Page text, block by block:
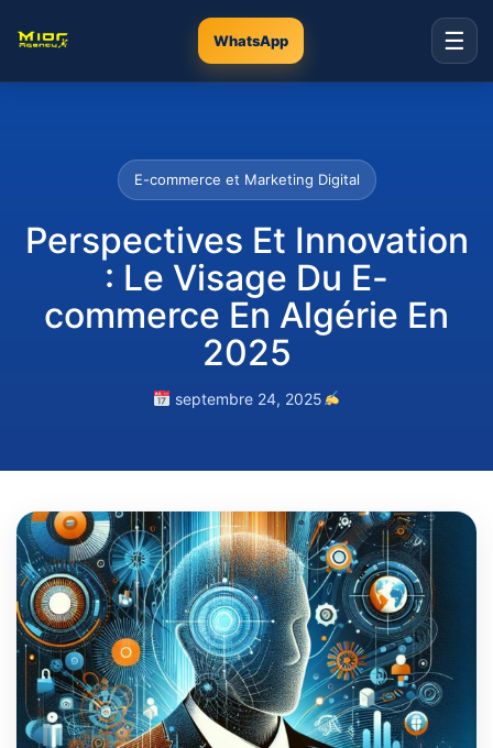
WhatsApp ☰
E-commerce et Marketing Digital
Perspectives Et Innovation
: Le Visage Du E-
commerce En Algérie En
2025
septembre 24, 2025